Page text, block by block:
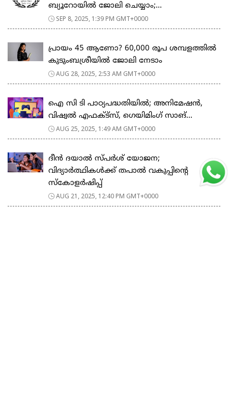
ബ്യൂറോയില്‍ ജോലി ചെയ്യാം;...
SEP 8, 2025, 1:39 PM GMT+0000
പ്രായം 45 ആണോ? 60,000 രൂപ ശമ്പളത്തിൽ
കുടുംബശ്രീയില്‍ ജോലി നേടാം
AUG 28, 2025, 2:53 AM GMT+0000
ഐ സി ടി പാഠ്യപദ്ധതിയില്‍; അനിമേഷൻ,
വിഷ്വൽ എഫക്ട്‌സ്, ഗെയിമിംഗ് സാങ്...
AUG 25, 2025, 1:49 AM GMT+0000
ദീൻ ദയാൽ സ്പർശ് യോജന;
വിദ്യാർത്ഥികൾക്ക് തപാൽ വകുപ്പിന്റെ
സ്കോളർഷിപ്പ്
AUG 21, 2025, 12:40 PM GMT+0000